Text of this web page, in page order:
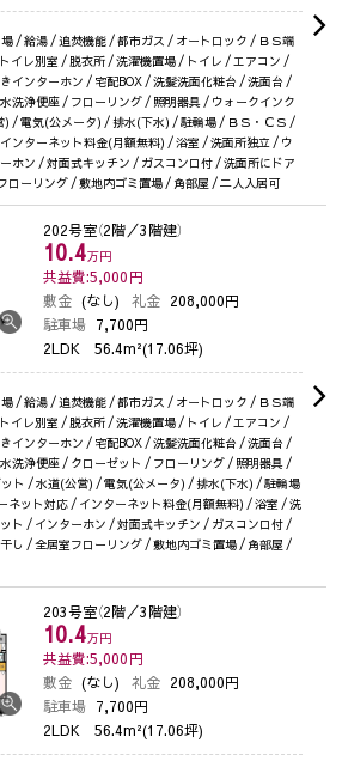
/ 給湯 / 追焚機能 / 都市ガス / オートロック / ＢＳ端
イレ別室 / 脱衣所 / 洗濯機置場 / トイレ / エアコン /
インターホン / 宅配BOX / 洗髪洗面化粧台 / 洗面台 /
洗浄便座 / フローリング / 照明器具 / ウォークインク
) / 電気(公メータ) / 排水(下水) / 駐輪場 / ＢＳ・ＣＳ /
ンターネット料金(月額無料) / 浴室 / 洗面所独立 / ウ
ホン / 対面式キッチン / ガスコンロ付 / 洗面所にドア
ローリング / 敷地内ゴミ置場 / 角部屋 / 二人入居可
202号室（2階／3階建）
10.4万円
共益費:5,000円
敷金 (なし) 礼金 208,000円
駐車場 7,700円
2LDK 56.4m²(17.06坪)
/ 給湯 / 追焚機能 / 都市ガス / オートロック / ＢＳ端
イレ別室 / 脱衣所 / 洗濯機置場 / トイレ / エアコン /
インターホン / 宅配BOX / 洗髪洗面化粧台 / 洗面台 /
洗浄便座 / クローゼット / フローリング / 照明器具 /
ト / 水道(公営) / 電気(公メータ) / 排水(下水) / 駐輪場
ネット対応 / インターネット料金(月額無料) / 浴室 / 洗
ト / インターホン / 対面式キッチン / ガスコンロ付 /
し / 全居室フローリング / 敷地内ゴミ置場 / 角部屋 /
203号室（2階／3階建）
10.4万円
共益費:5,000円
敷金 (なし) 礼金 208,000円
駐車場 7,700円
2LDK 56.4m²(17.06坪)